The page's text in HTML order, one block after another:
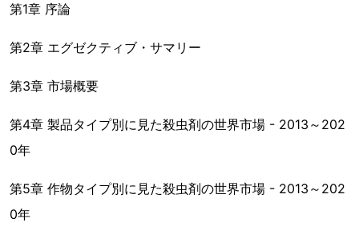
第1章 序論
第2章 エグゼクティブ・サマリー
第3章 市場概要
第4章 製品タイプ別に見た殺虫剤の世界市場 - 2013～202
0年
第5章 作物タイプ別に見た殺虫剤の世界市場 - 2013～202
0年